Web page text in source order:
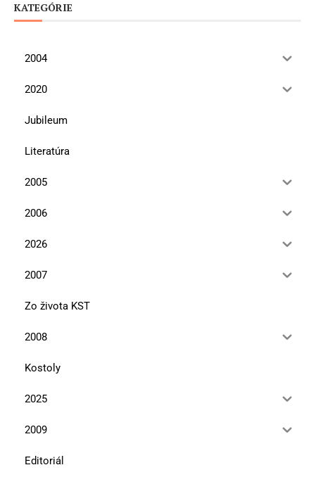
KATEGÓRIE
2004
2020
Jubileum
Literatúra
2005
2006
2026
2007
Zo života KST
2008
Kostoly
2025
2009
Editoriál